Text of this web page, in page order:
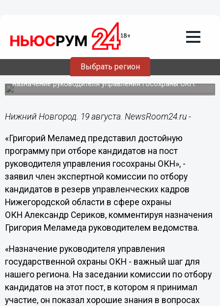
Выбрать регион
программу при отборе кандидатов на
пост руководителя управления
госохраны ОКН, - Сериков
Член комиссии по отбору кандидатов в резерв
управленческих кадров региона комментирует
назначение руководителя управления госохраны ОКН.
Нижний Новгород. 19 августа. NewsRoom24.ru -
«Григорий Меламед представил достойную
программу при отборе кандидатов на пост
руководителя управления госохраны ОКН», -
заявил член экспертной комиссии по отбору
кандидатов в резерв управленческих кадров
Нижегородской области в сфере охраны
ОКН Александр Сериков, комментируя назначения
Григория Меламеда руководителем ведомства.
«Назначение руководителя управления
государственной охраны ОКН - важный шаг для
нашего региона. На заседании комиссии по отбору
кандидатов на этот пост, в котором я принимал
участие, он показал хорошие знания в вопросах